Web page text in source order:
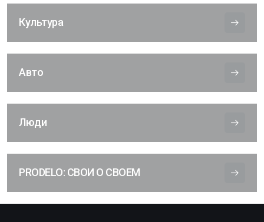
Культура
Авто
Люди
PRODELO: СВОИ О СВОЕМ